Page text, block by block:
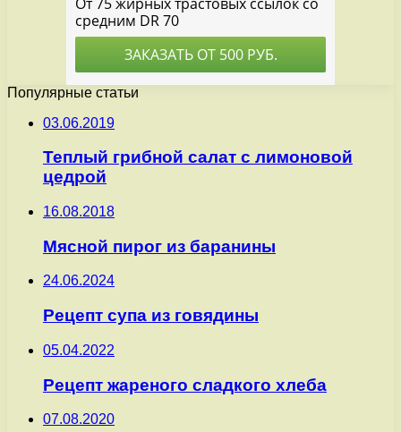
Популярные статьи
03.06.2019
Теплый грибной салат с лимоновой
цедрой
16.08.2018
Мясной пирог из баранины
24.06.2024
Рецепт супа из говядины
05.04.2022
Рецепт жареного сладкого хлеба
07.08.2020